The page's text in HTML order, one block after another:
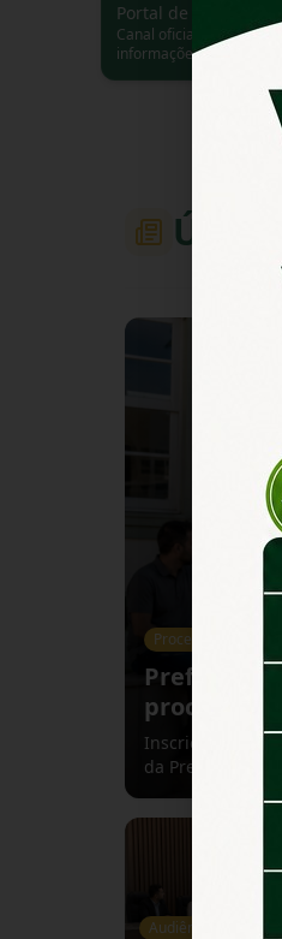
Portal de
Canal oficial de acesso às
informações públicas.
Processo Seletivo
Prefeitura
processo
Inscrições são
da Prefeitura
Audiência Pública